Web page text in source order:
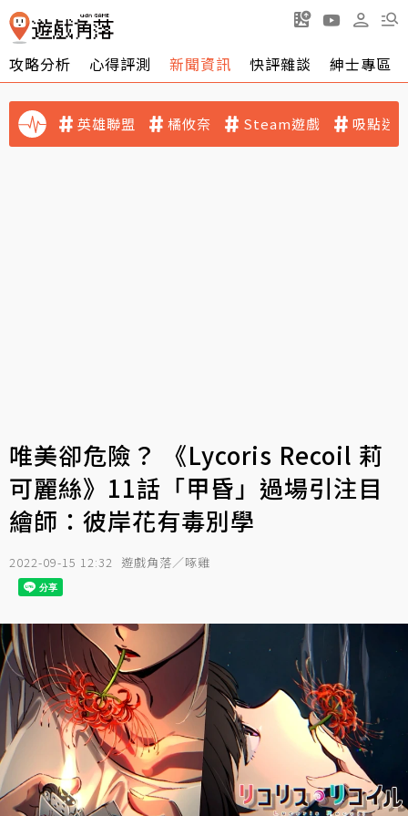
攻略分析 心得評測 新聞資訊 快評雜談 紳士專區
英雄聯盟 橘攸奈 Steam遊戲 吸點迷
唯美卻危險？ 《Lycoris Recoil 莉
可麗絲》11話「甲昏」過場引注目
繪師：彼岸花有毒別學
2022-09-15 12:32 遊戲角落／啄雞